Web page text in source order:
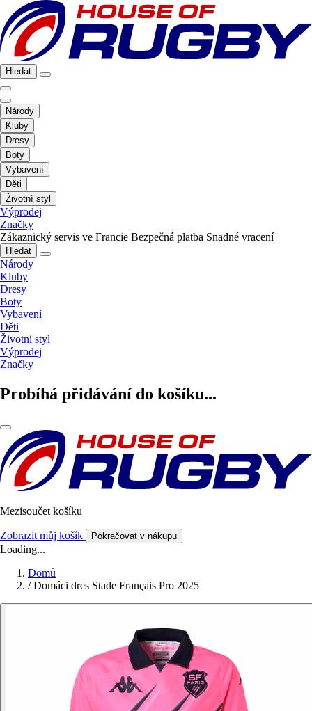
Hledat
Národy
Kluby
Dresy
Boty
Vybavení
Děti
Životní styl
Výprodej
Značky
Zákaznický servis ve Francie Bezpečná platba Snadné vracení
Hledat
Národy
Kluby
Dresy
Boty
Vybavení
Děti
Životní styl
Výprodej
Značky
Probíhá přidávání do košíku...
Mezisoučet košíku
Zobrazit můj košík Pokračovat v nákupu
Loading...
Domů
/ Domáci dres Stade Français Pro 2025